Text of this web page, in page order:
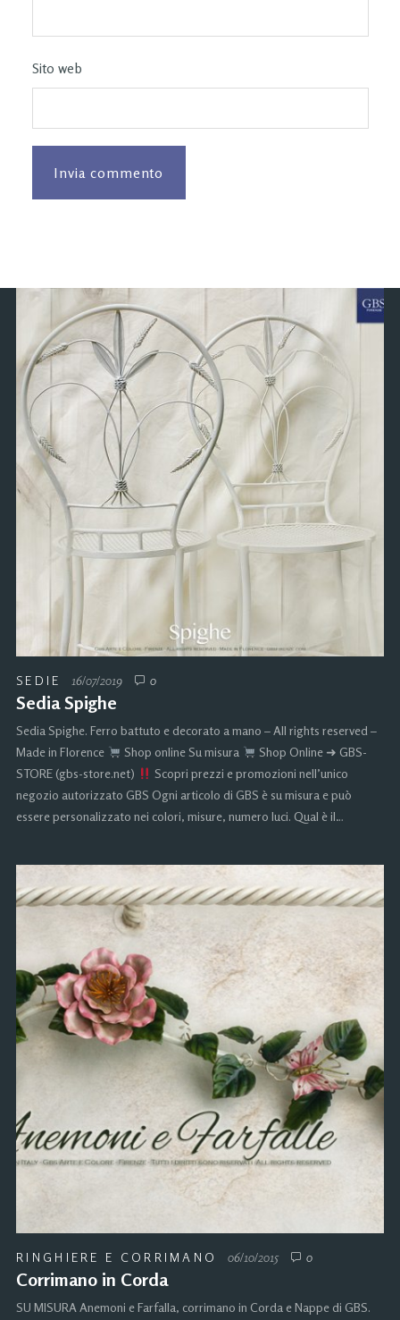
Sito web
SEDIE 16/07/2019 0
Sedia Spighe
Sedia Spighe. Ferro battuto e decorato a mano – All rights reserved –
Made in Florence
Shop online Su misura
Shop Online ➜ GBS-
STORE (gbs-store.net)
Scopri prezzi e promozioni nell’unico
negozio autorizzato GBS Ogni articolo di GBS è su misura e può
essere personalizzato nei colori, misure, numero luci. Qual è il…
RINGHIERE E CORRIMANO 06/10/2015 0
Corrimano in Corda
SU MISURA Anemoni e Farfalla, corrimano in Corda e Nappe di GBS.